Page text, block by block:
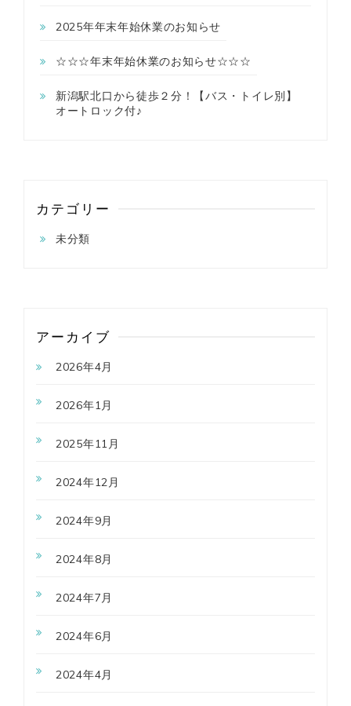
2025年年末年始休業のお知らせ
☆☆☆年末年始休業のお知らせ☆☆☆
新潟駅北口から徒歩２分！【バス・トイレ別】
オートロック付♪
カテゴリー
未分類
アーカイブ
2026年4月
2026年1月
2025年11月
2024年12月
2024年9月
2024年8月
2024年7月
2024年6月
2024年4月